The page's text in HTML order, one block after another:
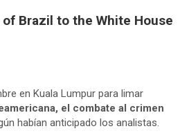
Brazil to the White House
en Kuala Lumpur para limar
el combate al crimen
habían anticipado los analistas.